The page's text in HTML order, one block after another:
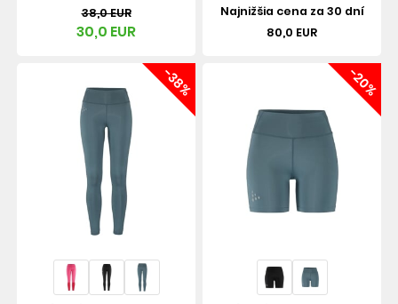
38,0 EUR
30,0 EUR
Najnižšia cena za 30 dní
80,0 EUR
-38% -20%